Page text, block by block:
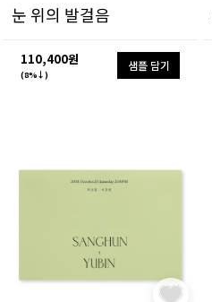
눈 위의 발걸음
110,400원
(8%↓)
샘플 담기